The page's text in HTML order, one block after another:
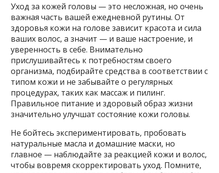
Уход за кожей головы — это несложная, но очень
важная часть вашей ежедневной рутины. От
здоровья кожи на голове зависит красота и сила
ваших волос, а значит — и ваше настроение, и
уверенность в себе. Внимательно
прислушивайтесь к потребностям своего
организма, подбирайте средства в соответствии с
типом кожи и не забывайте о регулярных
процедурах, таких как массаж и пилинг.
Правильное питание и здоровый образ жизни
значительно улучшат состояние кожи головы.
Не бойтесь экспериментировать, пробовать
натуральные масла и домашние маски, но
главное — наблюдайте за реакцией кожи и волос,
чтобы вовремя скорректировать уход. Помните,